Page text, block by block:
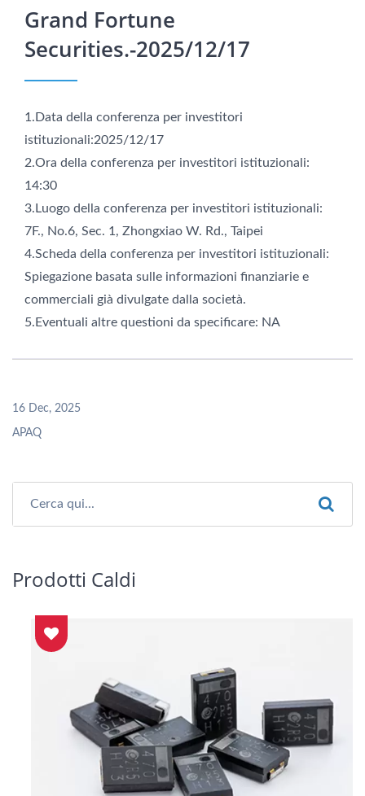
Grand Fortune
Securities.-2025/12/17
1.Data della conferenza per investitori
istituzionali:2025/12/17
2.Ora della conferenza per investitori istituzionali:
14:30
3.Luogo della conferenza per investitori istituzionali:
7F., No.6, Sec. 1, Zhongxiao W. Rd., Taipei
4.Scheda della conferenza per investitori istituzionali:
Spiegazione basata sulle informazioni finanziarie e
commerciali già divulgate dalla società.
5.Eventuali altre questioni da specificare: NA
16 Dec, 2025
APAQ
Prodotti Caldi